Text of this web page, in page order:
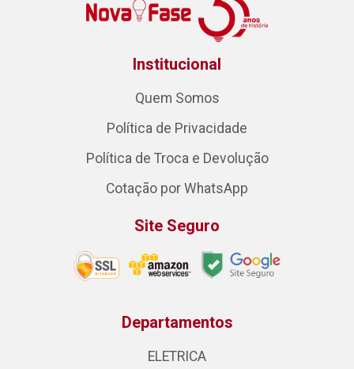
Institucional
Quem Somos
Política de Privacidade
Política de Troca e Devolução
Cotação por WhatsApp
Site Seguro
Departamentos
ELETRICA